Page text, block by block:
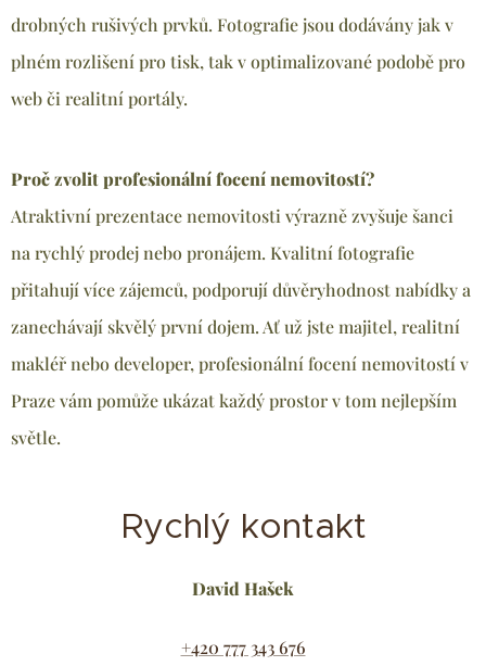
drobných rušivých prvků. Fotografie jsou dodávány jak v
plném rozlišení pro tisk, tak v optimalizované podobě pro
web či realitní portály.
Proč zvolit profesionální focení nemovitostí?
Atraktivní prezentace nemovitosti výrazně zvyšuje šanci
na rychlý prodej nebo pronájem. Kvalitní fotografie
přitahují více zájemců, podporují důvěryhodnost nabídky a
zanechávají skvělý první dojem. Ať už jste majitel, realitní
makléř nebo developer, profesionální focení nemovitostí v
Praze vám pomůže ukázat každý prostor v tom nejlepším
světle.
Rychlý kontakt
David Hašek
+420 777 343 676